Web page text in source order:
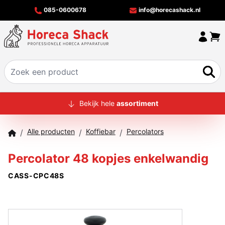
085-0600678 info@horecashack.nl
HOME
OVER ONS
MERKEN
Bekijk hele assortiment
/ Alle producten / Koffiebar / Percolators
Percolator 48 kopjes enkelwandig
CASS-CPC48S